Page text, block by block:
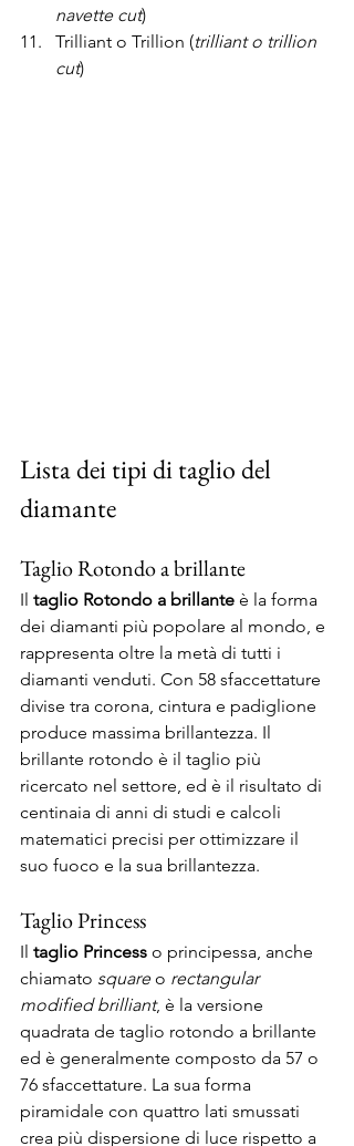
navette cut)
Trilliant o Trillion (trilliant o trillion
cut)
Lista dei tipi di taglio del
diamante
Taglio Rotondo a brillante
Il taglio Rotondo a brillante è la forma
dei diamanti più popolare al mondo, e
rappresenta oltre la metà di tutti i
diamanti venduti. Con 58 sfaccettature
divise tra corona, cintura e padiglione
produce massima brillantezza. Il
brillante rotondo è il taglio più
ricercato nel settore, ed è il risultato di
centinaia di anni di studi e calcoli
matematici precisi per ottimizzare il
suo fuoco e la sua brillantezza.
Taglio Princess
Il taglio Princess o principessa, anche
chiamato square o rectangular
modified brilliant, è la versione
quadrata de taglio rotondo a brillante
ed è generalmente composto da 57 o
76 sfaccettature. La sua forma
piramidale con quattro lati smussati
crea più dispersione di luce rispetto a